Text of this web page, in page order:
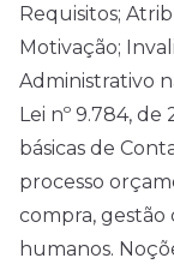
Requisitos;
Motivação;
Administrativo
Lei nº 9.784, de
básicas de
processo
compra, gestão
humanos.